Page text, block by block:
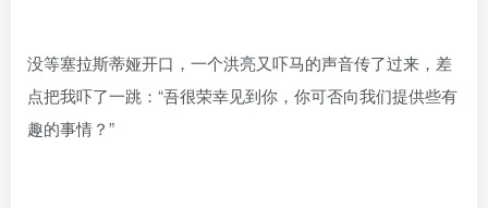
没等塞拉斯蒂娅开口，一个洪亮又吓马的声音传了过来，差
点把我吓了一跳：“吾很荣幸见到你，你可否向我们提供些有
趣的事情？”